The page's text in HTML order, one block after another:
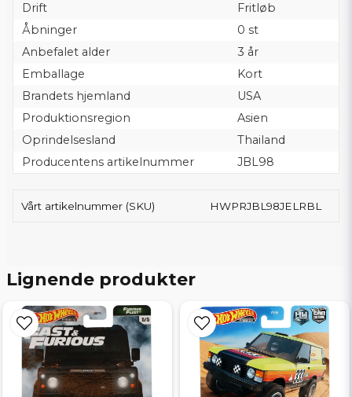
Drift
Fritløb
Åbninger
0 st
Anbefalet alder
3 år
Emballage
Kort
Brandets hjemland
USA
Produktionsregion
Asien
Oprindelsesland
Thailand
Producentens artikelnummer
JBL98
Vårt artikelnummer (SKU) HWPRJBL98JELRBL
Lignende produkter